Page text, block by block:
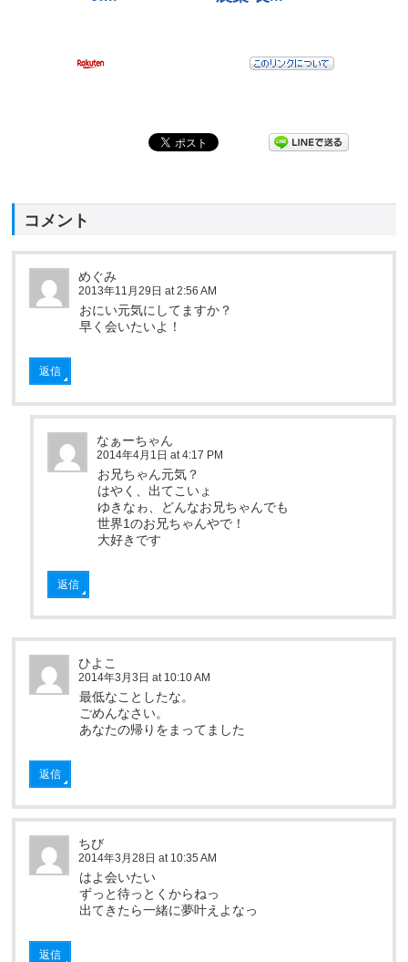
コメント
めぐみ
2013年11月29日 at 2:56 AM
おにい元気にしてますか？
早く会いたいよ！
返信
なぁーちゃん
2014年4月1日 at 4:17 PM
お兄ちゃん元気？
はやく、出てこいょ
ゆきなゎ、どんなお兄ちゃんでも
世界1のお兄ちゃんやで！
大好きです
返信
ひよこ
2014年3月3日 at 10:10 AM
最低なことしたな。
ごめんなさい。
あなたの帰りをまってました
返信
ちび
2014年3月28日 at 10:35 AM
はよ会いたい
ずっと待っとくからねっ
出てきたら一緒に夢叶えよなっ
返信